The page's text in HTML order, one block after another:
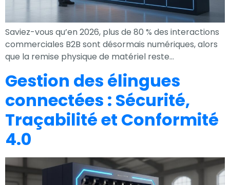
Saviez-vous qu’en 2026, plus de 80 % des interactions
commerciales B2B sont désormais numériques, alors
que la remise physique de matériel reste…
Gestion des élingues
connectées : Sécurité,
Traçabilité et Conformité
4.0
Nécessaire